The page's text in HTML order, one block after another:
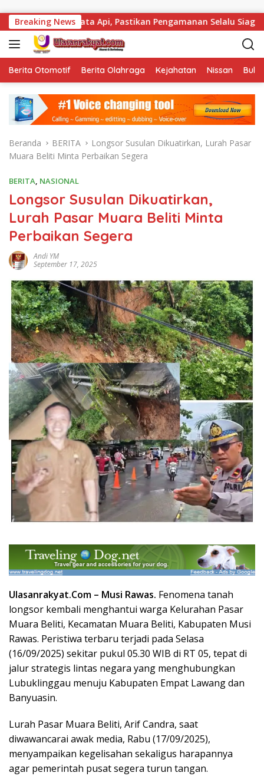
Breaking News
Api, Pastikan Pengamanan Selalu Siaga 24 Jam
Berita Otomotif Berita Olahraga Kejahatan Nissan
Beranda BERITA
Longsor Susulan Dikuatirkan, Lurah Pasar
Muara Beliti Minta Perbaikan Segera
BERITA, NASIONAL
Longsor Susulan Dikuatirkan,
Lurah Pasar Muara Beliti Minta
Perbaikan Segera
Andi YM
September 17, 2025
Ulasanrakyat.Com – Musi Rawas. Fenomena tanah
longsor kembali menghantui warga Kelurahan Pasar
Muara Beliti, Kecamatan Muara Beliti, Kabupaten Musi
Rawas. Peristiwa terbaru terjadi pada Selasa
(16/09/2025) sekitar pukul 05.30 WIB di RT 05, tepat di
jalur strategis lintas negara yang menghubungkan
Lubuklinggau menuju Kabupaten Empat Lawang dan
Banyuasin.
Lurah Pasar Muara Beliti, Arif Candra, saat
diwawancarai awak media, Rabu (17/09/2025),
menyampaikan kegelisahan sekaligus harapannya
agar pemerintah pusat segera turun tangan.